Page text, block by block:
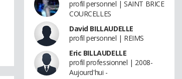
profil personnel | SAINT BRICE
COURCELLES
David BILLAUDELLE
profil personnel | REIMS
Eric BILLAUDELLE
profil professionnel | 2008-
Aujourd'hui -